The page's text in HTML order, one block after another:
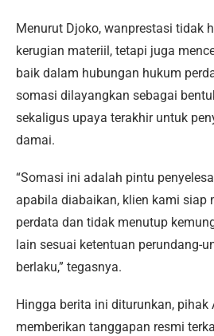
Menurut Djoko, wanprestasi tidak
kerugian materiil, tetapi juga
baik dalam hubungan hukum
somasi dilayangkan sebagai
sekaligus upaya terakhir untuk
damai.
“Somasi ini adalah pintu
apabila diabaikan, klien kami siap
perdata dan tidak menutup
lain sesuai ketentuan perundang-
berlaku,” tegasnya.
Hingga berita ini diturunkan,
memberikan tanggapan resmi